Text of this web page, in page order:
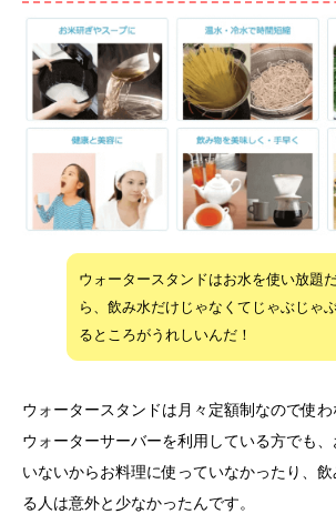
ウォータースタンドはお水を使い放題
ら、飲み水だけじゃなくてじゃぶじゃ
るところがうれしいんだ！
ウォータースタンドは月々定額制なので使わ
ウォーターサーバーを利用している方でも
いないからお料理に使っていなかったり、
る人は意外と少なかったんです。